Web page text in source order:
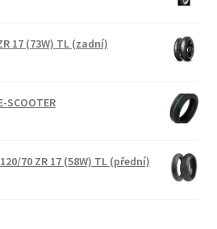
17 (73W) TL (zadní)
SCOOTER
70 ZR 17 (58W) TL (přední)